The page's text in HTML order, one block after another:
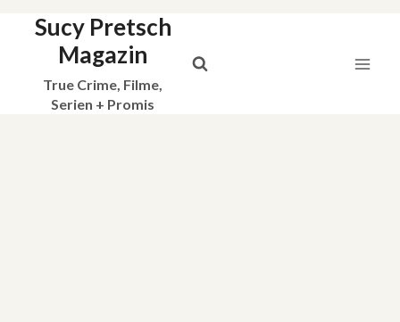
Sucy Pretsch
Magazin
True Crime, Filme,
Serien + Promis